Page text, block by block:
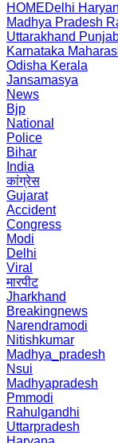
HOMEDelhi
Madhya Pradesh
Uttarakhand
Karnataka
Odisha Kerala
Jansamasya
News
Bjp
National
Police
Bihar
India
कांग्रेस
Gujarat
Accident
Congress
Modi
Delhi
Viral
मारपीट
Jharkhand
Breakingnews
Narendramodi
Nitishkumar
Madhya_pradesh
Nsui
Madhyapradesh
Pmmodi
Rahulgandhi
Uttarpradesh